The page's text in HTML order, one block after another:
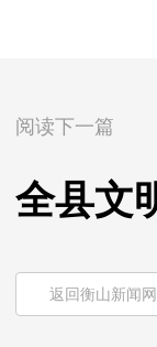
阅读下一篇
全县文
返回衡山新闻